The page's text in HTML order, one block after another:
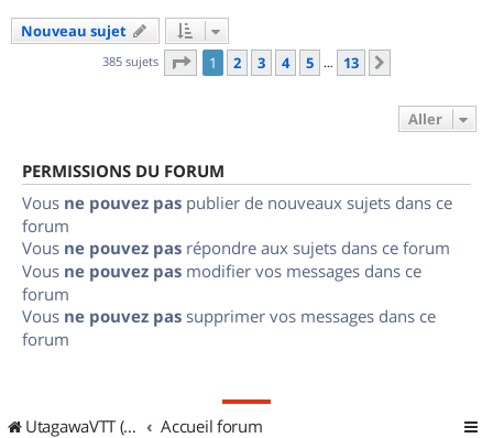
Nouveau sujet
385 sujets Page 1sur
1 2 3 4 5 … 13
Aller
PERMISSIONS DU FORUM
Vous ne pouvez pas publier de nouveaux sujets dans ce
forum
Vous ne pouvez pas répondre aux sujets dans ce forum
Vous ne pouvez pas modifier vos messages dans ce
forum
Vous ne pouvez pas supprimer vos messages dans ce
forum
UtagawaVTT (Randos VTT et VTTAE avec traces GPS) Accueil forum